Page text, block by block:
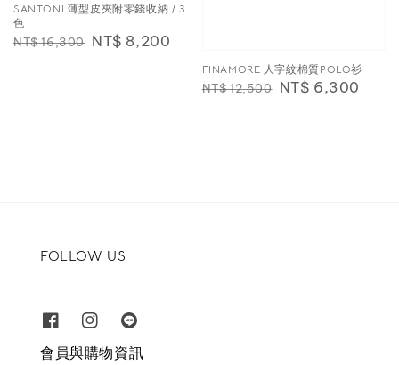
SANTONI 薄型皮夾附零錢收納 / 3
色
Regular
NT$ 16,300 Sale
NT$ 8,200
FINAMORE 人字紋棉質POLO衫
Regular
NT$ 12,500 Sale
NT$ 6,300
FOLLOW US
會員與購物資訊